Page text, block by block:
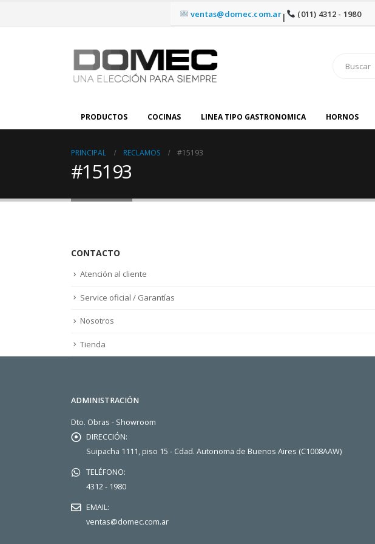
ventas@domec.com.ar| (011) 4312 - 1980
PRODUCTOS COCINAS LINEA TIPO GASTRONOMICA HORNOS
PRINCIPAL RECLAMOS #15193
#15193
CONTACTO
Atención al cliente
Service oficial / Garantías
Nosotros
Tienda
ADMINISTRACIÓN
Dto. Obras - Showroom
DIRECCIÓN:
Suipacha 1111, piso 15 - Cdad. Autonoma de Buenos Aires (C1008AAW)
TELÉFONO:
4312 - 1980
EMAIL:
ventas@domec.com.ar